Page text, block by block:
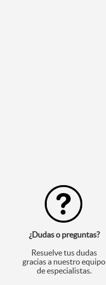
¿Dudas o preguntas?
Resuelve tus dudas
gracias a nuestro equipo
de especialistas.